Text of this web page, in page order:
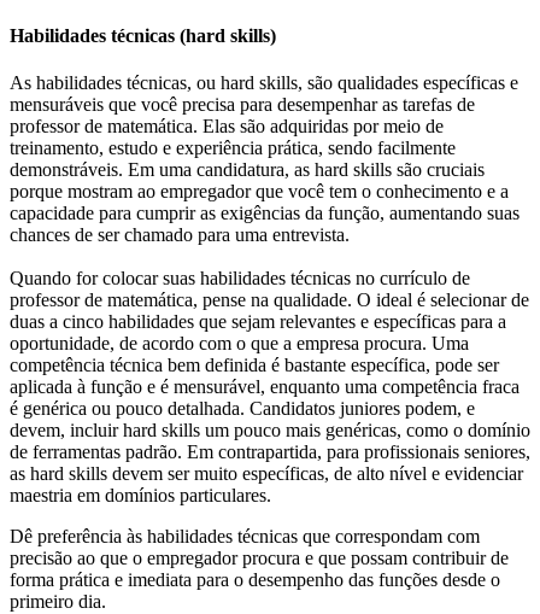
Habilidades técnicas (hard skills)
As habilidades técnicas, ou hard skills, são qualidades específicas e
mensuráveis que você precisa para desempenhar as tarefas de
professor de matemática. Elas são adquiridas por meio de
treinamento, estudo e experiência prática, sendo facilmente
demonstráveis. Em uma candidatura, as hard skills são cruciais
porque mostram ao empregador que você tem o conhecimento e a
capacidade para cumprir as exigências da função, aumentando suas
chances de ser chamado para uma entrevista.
Quando for colocar suas habilidades técnicas no currículo de
professor de matemática, pense na qualidade. O ideal é selecionar de
duas a cinco habilidades que sejam relevantes e específicas para a
oportunidade, de acordo com o que a empresa procura. Uma
competência técnica bem definida é bastante específica, pode ser
aplicada à função e é mensurável, enquanto uma competência fraca
é genérica ou pouco detalhada. Candidatos juniores podem, e
devem, incluir hard skills um pouco mais genéricas, como o domínio
de ferramentas padrão. Em contrapartida, para profissionais seniores,
as hard skills devem ser muito específicas, de alto nível e evidenciar
maestria em domínios particulares.
Dê preferência às habilidades técnicas que correspondam com
precisão ao que o empregador procura e que possam contribuir de
forma prática e imediata para o desempenho das funções desde o
primeiro dia.